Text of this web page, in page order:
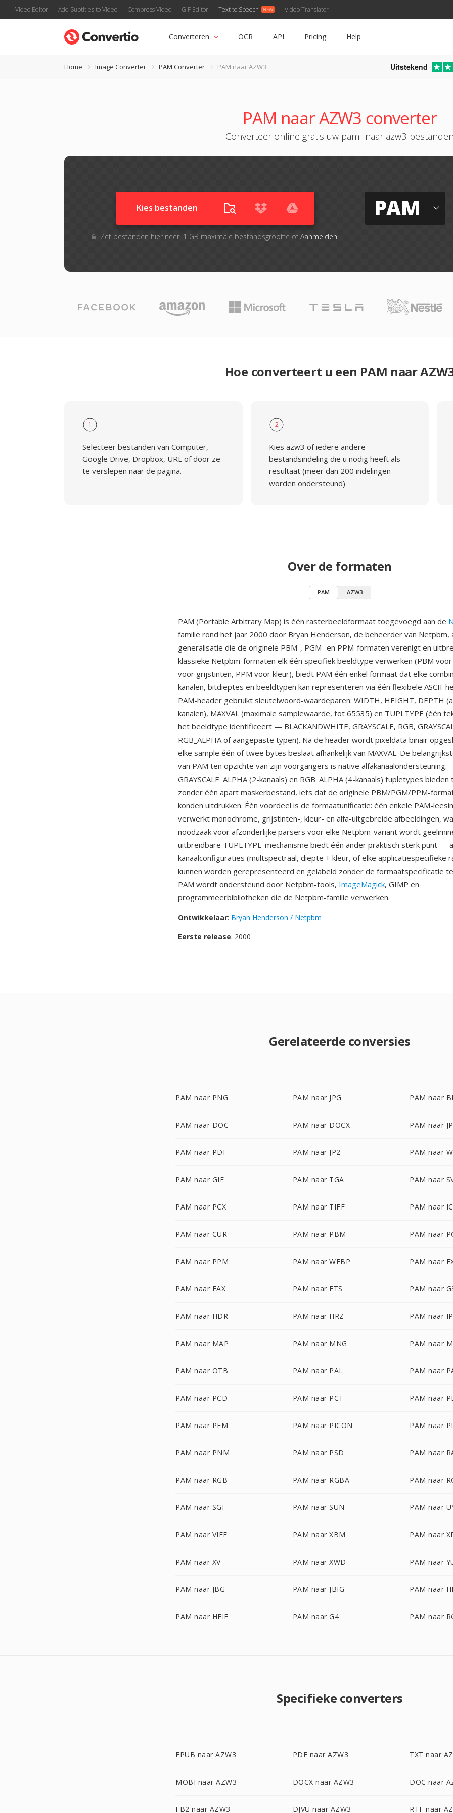
Video Editor Add Subtitles to Video Compress Video GIF Editor Text to Speech Video Translator
Converteren OCR API Pricing Help
Home Image Converter PAM Converter PAM naar AZW3 Uitstekend
PAM naar AZW3 converter
Converteer online gratis uw pam- naar azw3-bestanden
Kies bestanden
Zet bestanden hier neer. 1 GB maximale bestandsgrootte ofAanmelden
PAM
Hoe converteert u een PAM naar
1
Selecteer bestanden van Computer,
Google Drive, Dropbox, URL of door ze
te verslepen naar de pagina.
2
Kies azw3 of iedere andere
bestandsindeling die u nodig heeft als
resultaat (meer dan 200 indelingen
worden ondersteund)
Over de formaten
PAM AZW3
PAM (Portable Arbitrary Map) is één rasterbeeldformaat toegevoegd aan de
familie rond het jaar 2000 door Bryan Henderson, de beheerder van Netpbm,
generalisatie die de originele PBM-, PGM- en PPM-formaten verenigt en
klassieke Netpbm-formaten elk één specifiek beeldtype verwerken (PBM voor
voor grijstinten, PPM voor kleur), biedt PAM één enkel formaat dat elke
kanalen, bitdieptes en beeldtypen kan representeren via één flexibele ASCII-
PAM-header gebruikt sleutelwoord-waardeparen: WIDTH, HEIGHT, DEPTH
kanalen), MAXVAL (maximale samplewaarde, tot 65535) en TUPLTYPE (één
het beeldtype identificeert — BLACKANDWHITE, GRAYSCALE, RGB,
RGB_ALPHA of aangepaste typen). Na de header wordt pixeldata binair
elke sample één of twee bytes beslaat afhankelijk van MAXVAL. De
van PAM ten opzichte van zijn voorgangers is native alfakanaalondersteuning:
GRAYSCALE_ALPHA (2-kanaals) en RGB_ALPHA (4-kanaals) tupletypes
zonder één apart maskerbestand, iets dat de originele PBM/PGM/PPM-
konden uitdrukken. Één voordeel is de formaatunificatie: één enkele PAM-
verwerkt monochrome, grijstinten-, kleur- en alfa-uitgebreide afbeeldingen,
noodzaak voor afzonderlijke parsers voor elke Netpbm-variant wordt
uitbreidbare TUPLTYPE-mechanisme biedt één ander praktisch sterk punt —
kanaalconfiguraties (multspectraal, diepte + kleur, of elke applicatiespecifieke
kunnen worden gerepresenteerd en gelabeld zonder de formaatspecificatie
PAM wordt ondersteund door Netpbm-tools, ImageMagick, GIMP en
programmeerbibliotheken die de Netpbm-familie verwerken.
Ontwikkelaar: Bryan Henderson / Netpbm
Eerste release: 2000
Gerelateerde conversies
PAM naar PNG PAM naar JPG PAM naar
PAM naar DOC PAM naar DOCX PAM naar
PAM naar PDF PAM naar JP2 PAM naar
PAM naar GIF PAM naar TGA PAM naar
PAM naar PCX PAM naar TIFF PAM naar
PAM naar CUR PAM naar PBM PAM naar
PAM naar PPM PAM naar WEBP PAM naar
PAM naar FAX PAM naar FTS PAM naar
PAM naar HDR PAM naar HRZ PAM naar
PAM naar MAP PAM naar MNG PAM naar
PAM naar OTB PAM naar PAL PAM naar
PAM naar PCD PAM naar PCT PAM naar
PAM naar PFM PAM naar PICON PAM naar
PAM naar PNM PAM naar PSD PAM naar
PAM naar RGB PAM naar RGBA PAM naar
PAM naar SGI PAM naar SUN PAM naar
PAM naar VIFF PAM naar XBM PAM naar
PAM naar XV PAM naar XWD PAM naar
PAM naar JBG PAM naar JBIG PAM naar
PAM naar HEIF PAM naar G4 PAM naar
Specifieke converters
EPUB naar AZW3 PDF naar AZW3 TXT naar
MOBI naar AZW3 DOCX naar AZW3 DOC naar
FB2 naar AZW3 DJVU naar AZW3 RTF naar